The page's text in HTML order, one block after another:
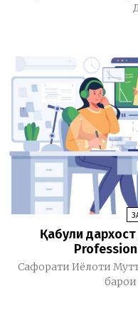
Қабули
Cафорати Иёлоти